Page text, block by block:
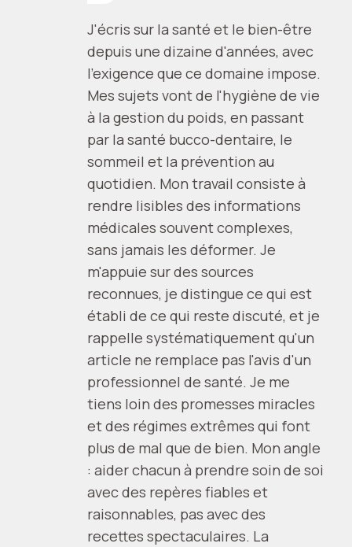
J'écris sur la santé et le bien-être
depuis une dizaine d'années, avec
l'exigence que ce domaine impose.
Mes sujets vont de l'hygiène de vie
à la gestion du poids, en passant
par la santé bucco-dentaire, le
sommeil et la prévention au
quotidien. Mon travail consiste à
rendre lisibles des informations
médicales souvent complexes,
sans jamais les déformer. Je
m'appuie sur des sources
reconnues, je distingue ce qui est
établi de ce qui reste discuté, et je
rappelle systématiquement qu'un
article ne remplace pas l'avis d'un
professionnel de santé. Je me
tiens loin des promesses miracles
et des régimes extrêmes qui font
plus de mal que de bien. Mon angle
: aider chacun à prendre soin de soi
avec des repères fiables et
raisonnables, pas avec des
recettes spectaculaires. La